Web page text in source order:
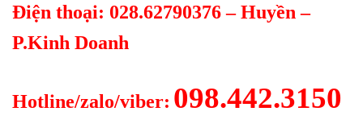
Điện thoại: 028.62790376 – Huyền –
P.Kinh Doanh
Hotline/zalo/viber: 098.442.3150